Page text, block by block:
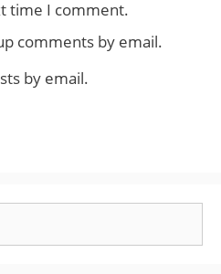
time I comment.
comments by email.
by email.